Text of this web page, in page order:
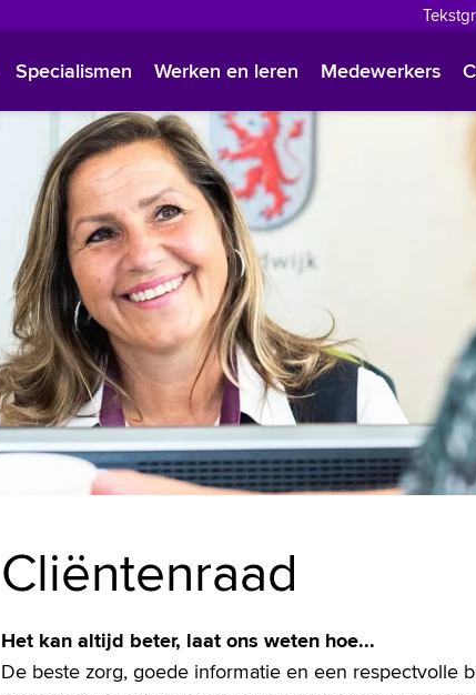
Specialismen Werken en leren Medewerkers
Cliëntenraad
Het kan altijd beter, laat ons weten hoe...
De beste zorg, goede informatie en een respectvolle